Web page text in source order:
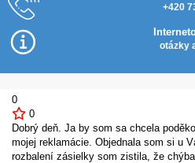
+420
otázky
0
0
Dobrý deň. Ja by som sa chcela
mojej reklamácie. Objednala som si u
rozbalení zásielky som zistila, že